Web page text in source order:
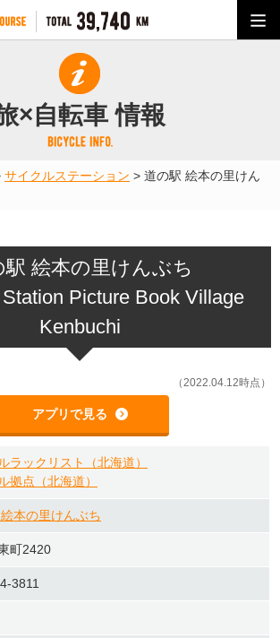
×自転車 情報
サイクルステーション > 道の駅 絵本の里けん
駅 絵本の里けんぶち
Picture Book Village
Kenbuchi
（2022.04.12時点）
アプリで見る
ラックリスト（北海道）
拠点（北海道）
本の里けんぶち
町2420
3811